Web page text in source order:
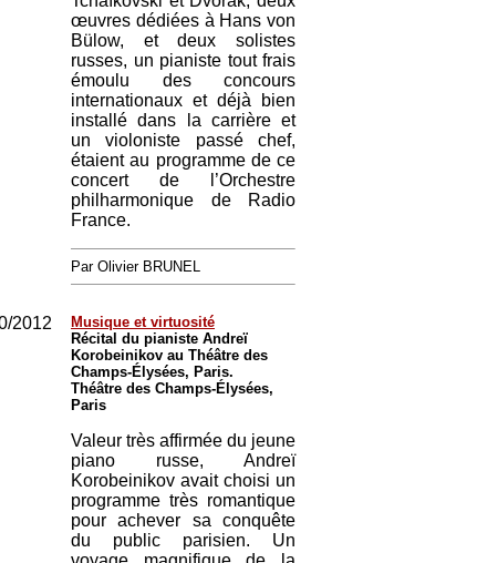
œuvres dédiées à Hans von
Bülow, et deux solistes
russes, un pianiste tout frais
émoulu des concours
internationaux et déjà bien
installé dans la carrière et
un violoniste passé chef,
étaient au programme de ce
concert de l’Orchestre
philharmonique de Radio
France.
Par Olivier BRUNEL
2012
Musique et virtuosité
Récital du pianiste Andreï
Korobeinikov au Théâtre des
Champs-Élysées, Paris.
Théâtre des Champs-Élysées,
Paris
Valeur très affirmée du jeune
piano russe, Andreï
Korobeinikov avait choisi un
programme très romantique
pour achever sa conquête
du public parisien. Un